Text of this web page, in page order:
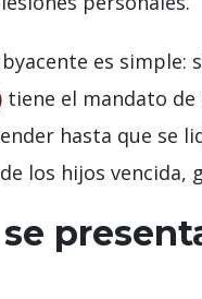
es simple:
tiene el mandato
hasta que se
los hijos vencida,
se